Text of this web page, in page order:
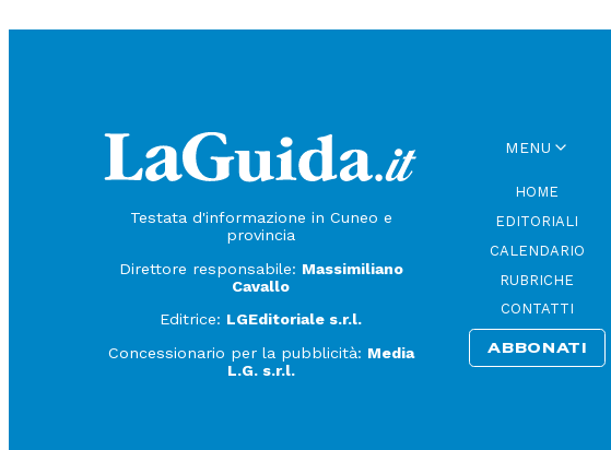
Testata d'informazione in Cuneo e
provincia
Direttore responsabile: Massimiliano
Cavallo
Editrice: LGEditoriale s.r.l.
Concessionario per la pubblicità: Media
L.G. s.r.l.
MENU
HOME
EDITORIALI
CALENDARIO
RUBRICHE
CONTATTI
ABBONATI